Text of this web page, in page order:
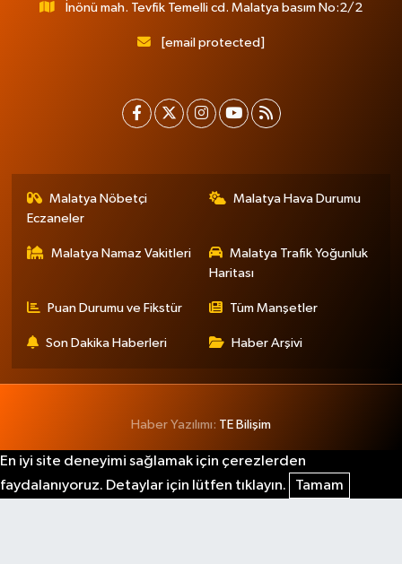
İnönü mah. Tevfik Temelli cd. Malatya basım No:2/2
[email protected]
Malatya Nöbetçi
Eczaneler
Malatya Hava Durumu
Malatya Namaz Vakitleri
Malatya Trafik Yoğunluk
Haritası
Puan Durumu ve Fikstür Tüm Manşetler
Son Dakika Haberleri Haber Arşivi
Haber Yazılımı: TE Bilişim
En iyi site deneyimi sağlamak için çerezlerden
faydalanıyoruz. Detaylar için lütfen tıklayın.
Tamam